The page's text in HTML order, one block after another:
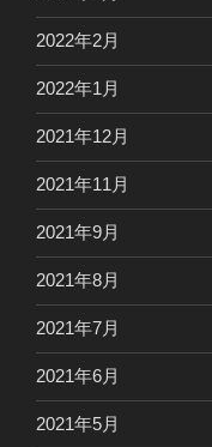
2022年2月
2022年1月
2021年12月
2021年11月
2021年9月
2021年8月
2021年7月
2021年6月
2021年5月